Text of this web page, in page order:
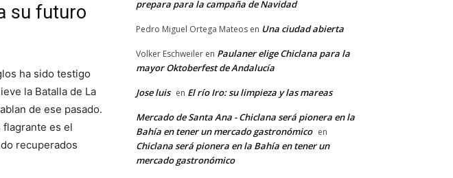
su futuro
ha sido testigo
la Batalla de La
de ese pasado.
flagrante es el
recuperados
prepara para la campaña de Navidad
Pedro Miguel Ortega Mateos en Una ciudad abierta
Volker Eschweiler en Paulaner elige Chiclana para la
mayor Oktoberfest de Andalucía
Jose luis en El río Iro: su limpieza y las mareas
Mercado de Santa Ana - Chiclana será pionera en la
Bahía en tener un mercado gastronómico en
Chiclana será pionera en la Bahía en tener un
mercado gastronómico